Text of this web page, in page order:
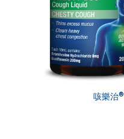
咳樂治®